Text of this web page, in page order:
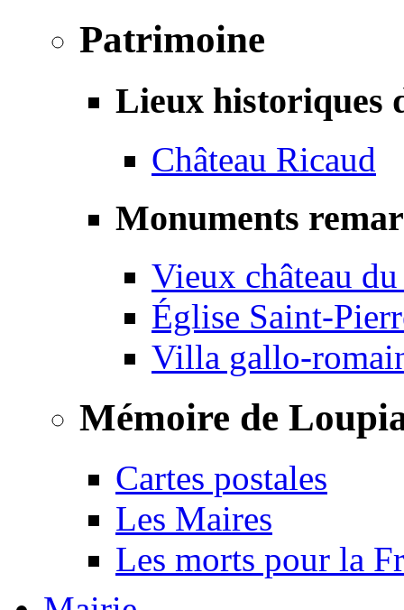
Patrimoine
Lieux historiques
Château Ricaud
Monuments
Vieux château
Église Saint-
Villa gallo-
Mémoire de
Cartes postales
Les Maires
Les morts pour la